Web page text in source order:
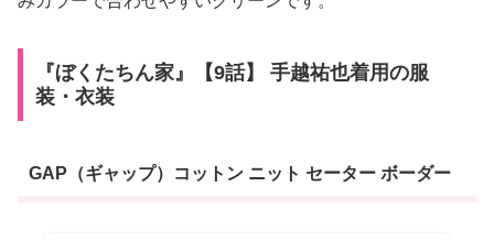
『ぼくたちん家』【9話】 手越祐也着用の服
装・衣装
GAP（ギャップ）コットン ニット セーター ボーダー